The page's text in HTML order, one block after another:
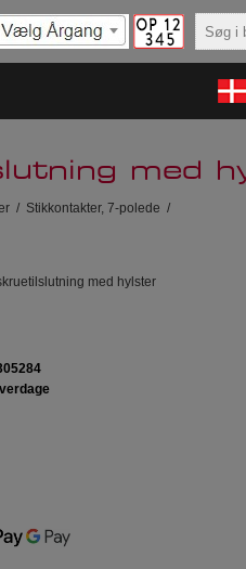
med
/ Stikkontakter, 7-polede /
med hylster